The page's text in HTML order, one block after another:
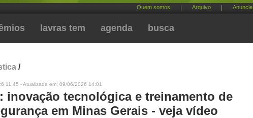
Quem somos Arquivo Anuncie
lavras tem agenda busca
/
11:45 - Atualizada em: 09/06/2026 14:01
inovação tecnológica e treinamento de
em Minas Gerais - veja vídeo